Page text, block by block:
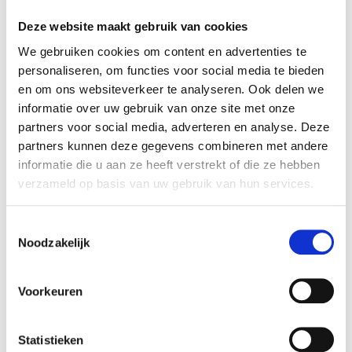
Deze website maakt gebruik van cookies
We gebruiken cookies om content en advertenties te
personaliseren, om functies voor social media te bieden
en om ons websiteverkeer te analyseren. Ook delen we
informatie over uw gebruik van onze site met onze
partners voor social media, adverteren en analyse. Deze
partners kunnen deze gegevens combineren met andere
informatie die u aan ze heeft verstrekt of die ze hebben
verzameld op basis van uw gebruik van hun services.
Noodzakelijk
Voorkeuren
Statistieken
schön als auch nachhaltig
Unsere Einheiten sind nicht nur praktisch, sondern auch luxuriöse
Büroeinheiten, die sowohl optisch als auch nachhaltig überzeugen.
Unsere Luxusbüroeinheiten eignen sich perfekt für Unternehmen,
die sowohl Wert auf Funktionalität als auch auf das
Erscheinungsbild legen.
Wir kombinieren hochwertige Materialien und umweltfreundliche
über Jahre hinweg an einem Ort erfreuen, der sowohl Mitarbeiter
ist. Entdecken Sie unsere luxuriösen Büroeinheiten und investieren
Sie in einen hochwertigen Arbeitsplatz.
Angebot anfordern
Suchen Sie nach einer flexiblen Lösung für temporäre Büroräume?